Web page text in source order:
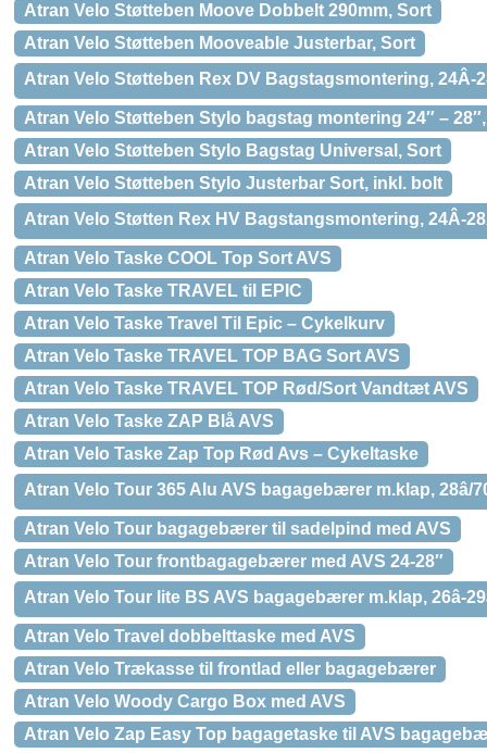
Atran Velo Støtteben Moove Dobbelt 290mm, Sort
Atran Velo Støtteben Mooveable Justerbar, Sort
Atran Velo Støtteben Rex DV Bagstagsmontering, 24Â-
Atran Velo Støtteben Stylo bagstag montering 24″ –
Atran Velo Støtteben Stylo Bagstag Universal, Sort
Atran Velo Støtteben Stylo Justerbar Sort, inkl. bolt
Atran Velo Støtten Rex HV Bagstangsmontering, 24Â-
Atran Velo Taske COOL Top Sort AVS
Atran Velo Taske TRAVEL til EPIC
Atran Velo Taske Travel Til Epic – Cykelkurv
Atran Velo Taske TRAVEL TOP BAG Sort AVS
Atran Velo Taske TRAVEL TOP Rød/Sort Vandtæt AVS
Atran Velo Taske ZAP Blå AVS
Atran Velo Taske Zap Top Rød Avs – Cykeltaske
Atran Velo Tour 365 Alu AVS bagagebærer m.klap, 28â/
Atran Velo Tour bagagebærer til sadelpind med AVS
Atran Velo Tour frontbagagebærer med AVS 24-28″
Atran Velo Tour lite BS AVS bagagebærer m.klap, 26â-
Atran Velo Travel dobbelttaske med AVS
Atran Velo Trækasse til frontlad eller bagagebærer
Atran Velo Woody Cargo Box med AVS
Atran Velo Zap Easy Top bagagetaske til AVS